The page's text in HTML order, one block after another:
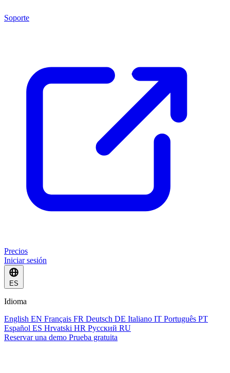
Soporte
Precios
Iniciar sesión
ES
Idioma
English EN Français FR Deutsch DE Italiano IT Português PT
Español ES Hrvatski HR Русский RU
Reservar una demo Prueba gratuita